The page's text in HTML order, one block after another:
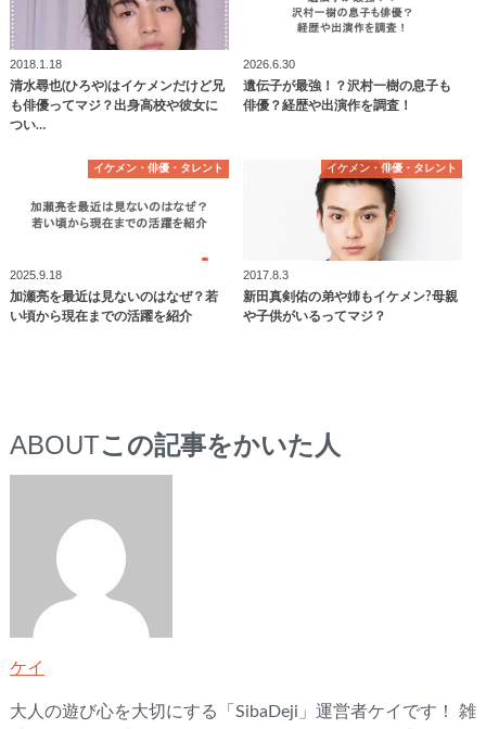
2018.1.18
清水尋也(ひろや)はイケメンだけど兄
も俳優ってマジ？出身高校や彼女に
つい…
2026.6.30
遺伝子が最強！？沢村一樹の息子も
俳優？経歴や出演作を調査！
イケメン・俳優・タレント
2025.9.18
加瀬亮を最近は見ないのはなぜ？若
い頃から現在までの活躍を紹介
イケメン・俳優・タレント
2017.8.3
新田真剣佑の弟や姉もイケメン?母親
や子供がいるってマジ？
ABOUTこの記事をかいた人
ケイ
大人の遊び心を大切にする「SibaDeji」運営者ケイです！ 雑